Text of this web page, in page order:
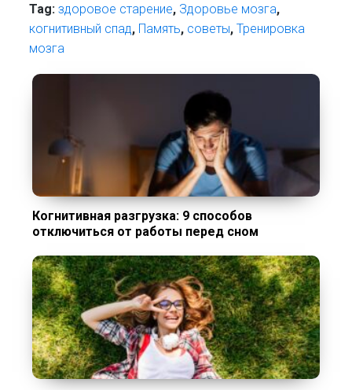
Tag: здоровое старение, Здоровье мозга,
когнитивный спад, Память, советы,Тренировка
мозга
Когнитивная разгрузка: 9 способов
отключиться от работы перед сном